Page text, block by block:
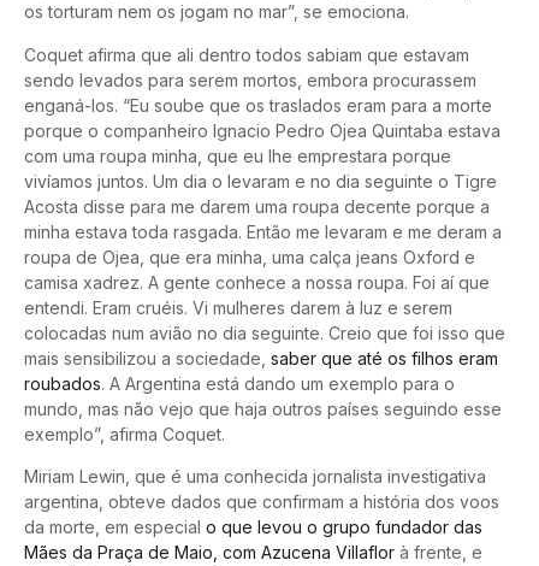
os torturam nem os jogam no mar”, se emociona.
Coquet afirma que ali dentro todos sabiam que estavam
sendo levados para serem mortos, embora procurassem
enganá-los. “Eu soube que os traslados eram para a morte
porque o companheiro Ignacio Pedro Ojea Quintaba estava
com uma roupa minha, que eu lhe emprestara porque
vivíamos juntos. Um dia o levaram e no dia seguinte o Tigre
Acosta disse para me darem uma roupa decente porque a
minha estava toda rasgada. Então me levaram e me deram a
roupa de Ojea, que era minha, uma calça jeans Oxford e
camisa xadrez. A gente conhece a nossa roupa. Foi aí que
entendi. Eram cruéis. Vi mulheres darem à luz e serem
colocadas num avião no dia seguinte. Creio que foi isso que
mais sensibilizou a sociedade, saber que até os filhos eram
roubados. A Argentina está dando um exemplo para o
mundo, mas não vejo que haja outros países seguindo esse
exemplo”, afirma Coquet.
Miriam Lewin, que é uma conhecida jornalista investigativa
argentina, obteve dados que confirmam a história dos voos
da morte, em especial o que levou o grupo fundador das
Mães da Praça de Maio, com Azucena Villaflor à frente, e